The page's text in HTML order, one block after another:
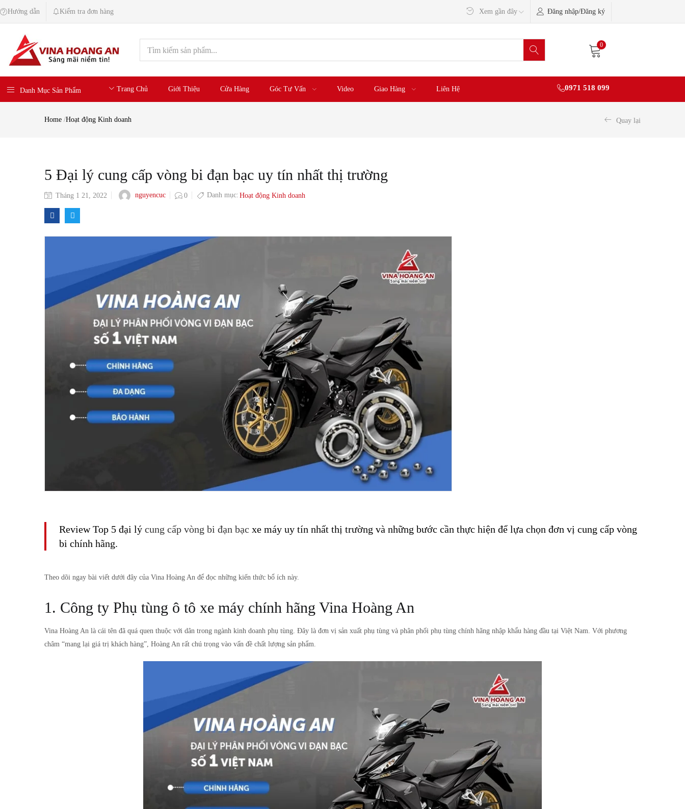
Hướng dẫn Kiểm tra đơn hàng Xem gần đây Đăng nhập/Đăng ký
0
Danh Mục Sản Phẩm Trang Chủ Giới Thiệu Cửa Hàng Góc Tư Vấn Video Giao Hàng Liên Hệ 0971 518 099
Home /Hoạt động Kinh doanh Quay lại
5 Đại lý cung cấp vòng bi đạn bạc uy tín nhất thị trường
Tháng 1 21, 2022 nguyencuc 0 Danh mục: Hoạt động Kinh doanh
Review Top 5 đại lý cung cấp vòng bi đạn bạc xe máy uy tín nhất thị trường và những bước cần thực hiện để lựa chọn đơn vị cung cấp vòng
bi chính hãng.
Theo dõi ngay bài viết dưới đây của Vina Hoàng An để đọc những kiến thức bổ ích này.
1. Công ty Phụ tùng ô tô xe máy chính hãng Vina Hoàng An
Vina Hoàng An là cái tên đã quá quen thuộc với dân trong ngành kinh doanh phụ tùng. Đây là đơn vị sản xuất phụ tùng và phân phối phụ tùng chính hãng nhập khẩu hàng đầu tại Việt Nam. Với phương
châm “mang lại giá trị khách hàng”, Hoàng An rất chú trọng vào vấn đề chất lượng sản phẩm.